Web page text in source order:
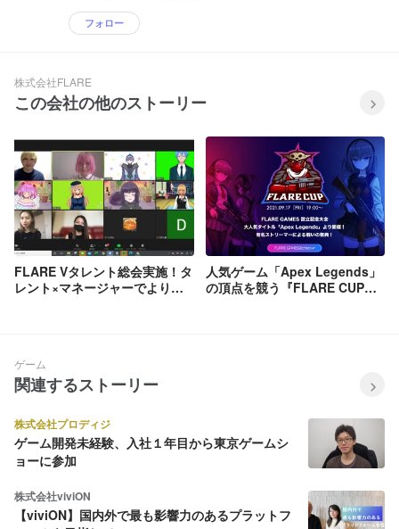
フォロー
株式会社FLARE
この会社の他のストーリー
FLARE Vタレント総会実施！タ
レント×マネージャーでより良
人気ゲーム「Apex Legends」
の頂点を競う『FLARE CUP』
ゲーム
関連するストーリー
株式会社プロディジ
ゲーム開発未経験、入社１年目から東京ゲームシ
ョーに参加
株式会社viviON
【viviON】国内外で最も影響力のあるプラットフ